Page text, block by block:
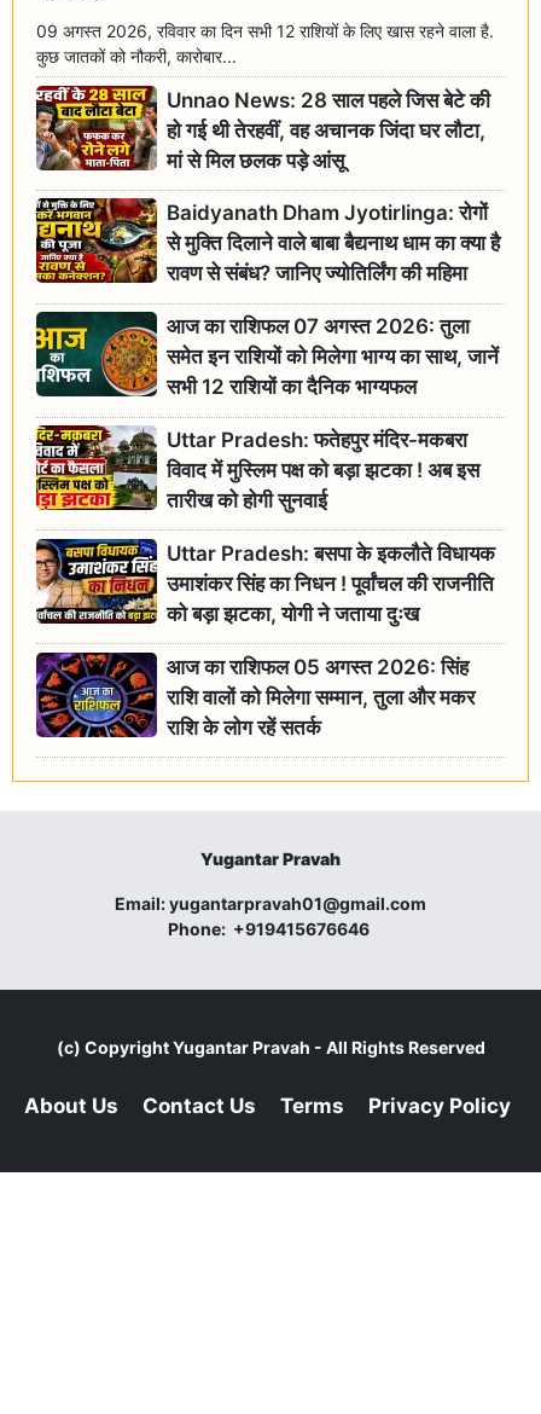
09 अगस्त 2026, रविवार का दिन सभी 12 राशियों के लिए खास रहने वाला है.
कुछ जातकों को नौकरी, कारोबार...
Unnao News: 28 साल पहले जिस बेटे की
हो गई थी तेरहवीं, वह अचानक जिंदा घर लौटा,
मां से मिल छलक पड़े आंसू
Baidyanath Dham Jyotirlinga: रोगों
से मुक्ति दिलाने वाले बाबा बैद्यनाथ धाम का क्या है
रावण से संबंध? जानिए ज्योतिर्लिंग की महिमा
आज का राशिफल 07 अगस्त 2026: तुला
समेत इन राशियों को मिलेगा भाग्य का साथ, जानें
सभी 12 राशियों का दैनिक भाग्यफल
Uttar Pradesh: फतेहपुर मंदिर-मकबरा
विवाद में मुस्लिम पक्ष को बड़ा झटका ! अब इस
तारीख को होगी सुनवाई
Uttar Pradesh: बसपा के इकलौते विधायक
उमाशंकर सिंह का निधन ! पूर्वांचल की राजनीति
को बड़ा झटका, योगी ने जताया दुःख
आज का राशिफल 05 अगस्त 2026: सिंह
राशि वालों को मिलेगा सम्मान, तुला और मकर
राशि के लोग रहें सतर्क
Yugantar Pravah
Email:yugantarpravah01@gmail.com
Phone: +919415676646
(c) CopyrightYugantar Pravah - All Rights Reserved
About Us Contact Us Terms Privacy Policy